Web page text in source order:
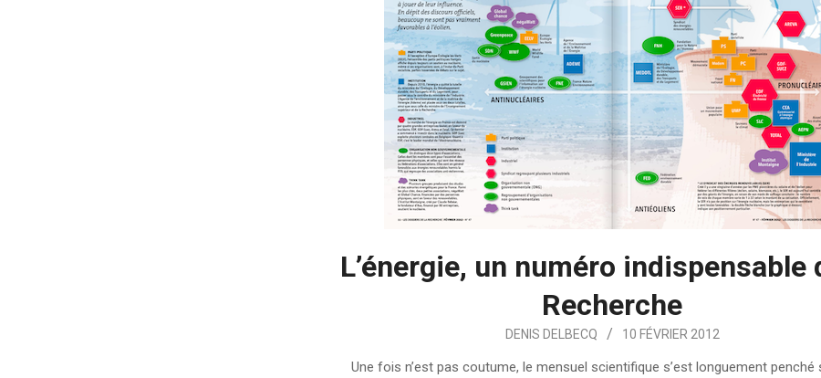
L’énergie, un numéro indispensable
Recherche
DENIS DELBECQ 10 FÉVRIER 2012
Une fois n’est pas coutume, le mensuel scientifique s’est longuement penché